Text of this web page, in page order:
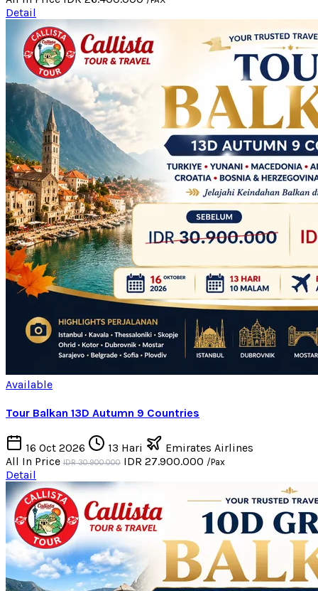
Detail
Available
Tour Balkan 13D Autumn 9 Countries
16 Oct 2026 13 Hari
Emirates Airlines
All In Price IDR 30.900.000 IDR 27.900.000 /Pax
Detail